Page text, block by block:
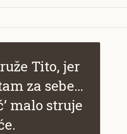
Tito, jer
za sebe…
malo struje